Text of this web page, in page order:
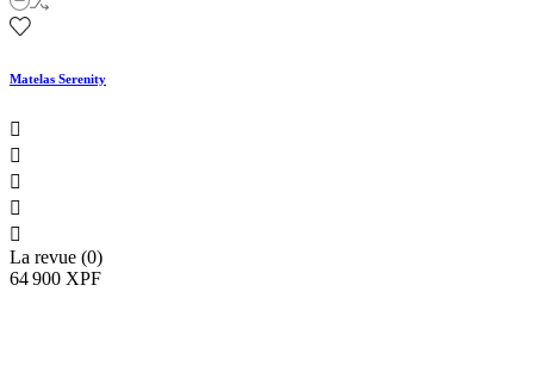
Matelas Serenity





La revue (0)
64 900 XPF